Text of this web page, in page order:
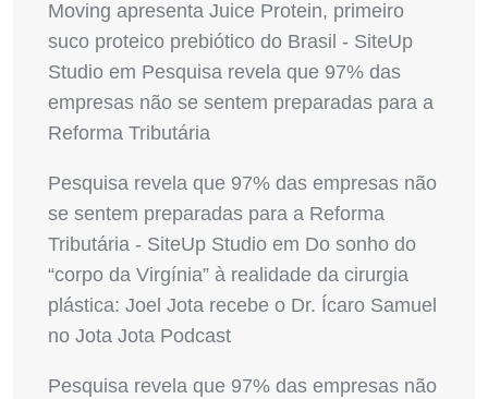
Moving apresenta Juice Protein, primeiro
suco proteico prebiótico do Brasil - SiteUp
Studio em Pesquisa revela que 97% das
empresas não se sentem preparadas para a
Reforma Tributária
Pesquisa revela que 97% das empresas não
se sentem preparadas para a Reforma
Tributária - SiteUp Studio em Do sonho do
“corpo da Virgínia” à realidade da cirurgia
plástica: Joel Jota recebe o Dr. Ícaro Samuel
no Jota Jota Podcast
Pesquisa revela que 97% das empresas não